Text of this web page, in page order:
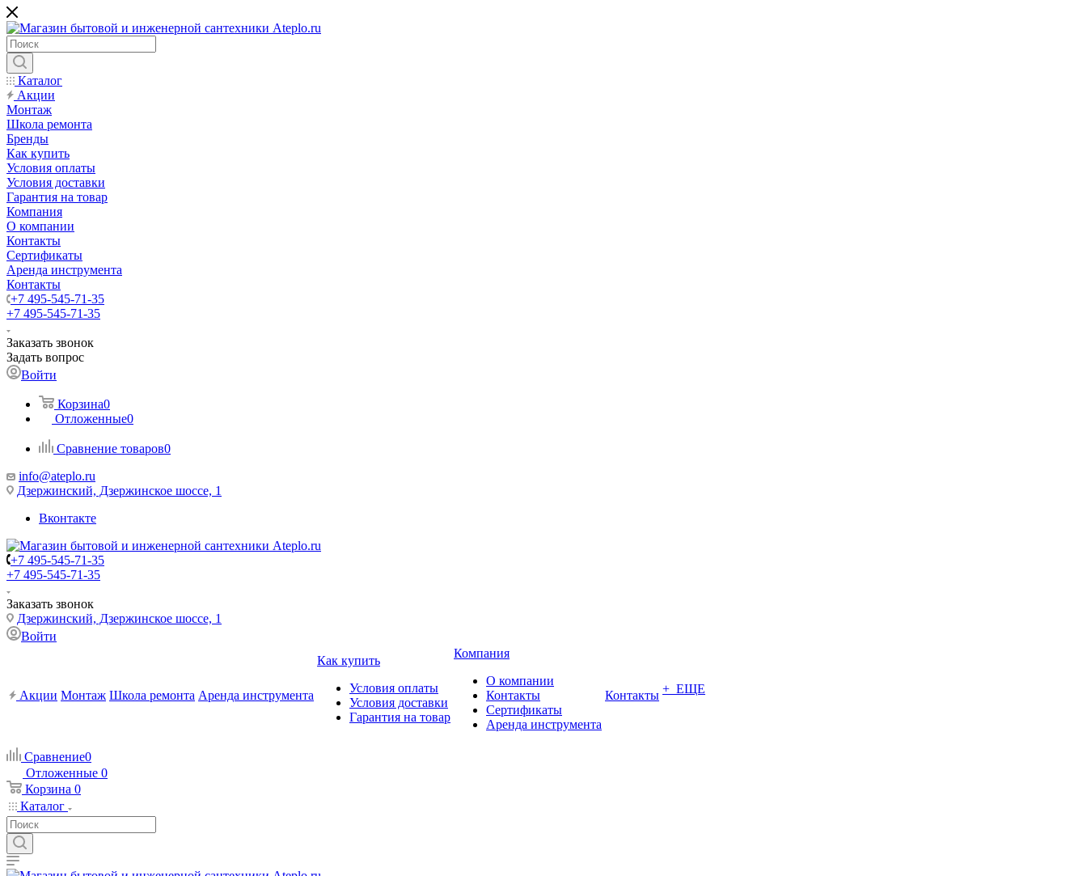
Каталог
Акции
Монтаж
Школа ремонта
Бренды
Как купить
Условия оплаты
Условия доставки
Гарантия на товар
Компания
О компании
Контакты
Сертификаты
Аренда инструмента
Контакты
+7 495-545-71-35
+7 495-545-71-35
Заказать звонок
Задать вопрос
Войти
Корзина0
Отложенные0
Сравнение товаров0
info@ateplo.ru
Дзержинский, Дзержинское шоссе, 1
Вконтакте
+7 495-545-71-35
+7 495-545-71-35
Заказать звонок
Дзержинский, Дзержинское шоссе, 1
Войти
Акции Монтаж Школа ремонта Аренда инструмента
Как купить
Условия оплаты
Условия доставки
Гарантия на товар
Компания
О компании
Контакты
Сертификаты
Аренда инструмента
Контакты + ЕЩЕ
Сравнение0
Отложенные 0
Корзина 0
Каталог